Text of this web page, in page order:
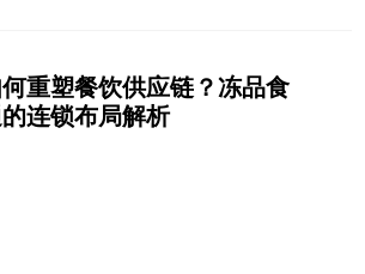
重塑餐饮供应链？冻品食
连锁布局解析